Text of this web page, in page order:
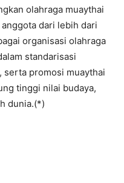
olahraga muaythai
dari lebih dari
organisasi olahraga
standarisasi
serta promosi muaythai
tinggi nilai budaya,
dunia.(*)